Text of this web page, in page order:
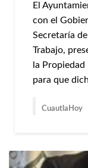
El
con el
Secretaría
Trabajo,
la
para que
CuautlaHoy